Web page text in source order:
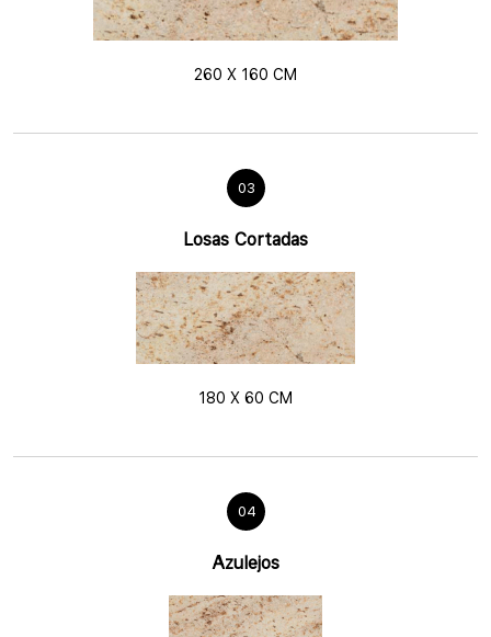
260 X 160 CM
03
Losas Cortadas
180 X 60 CM
04
Azulejos